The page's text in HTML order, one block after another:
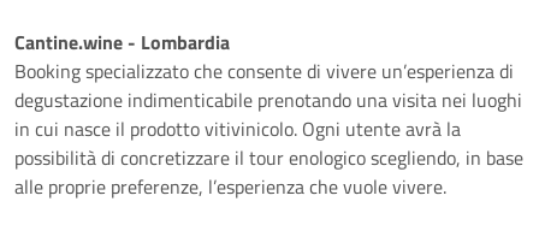
Cantine.wine - Lombardia
Booking specializzato che consente di vivere un’esperienza di
degustazione indimenticabile prenotando una visita nei luoghi
in cui nasce il prodotto vitivinicolo. Ogni utente avrà la
possibilità di concretizzare il tour enologico scegliendo, in base
alle proprie preferenze, l’esperienza che vuole vivere.